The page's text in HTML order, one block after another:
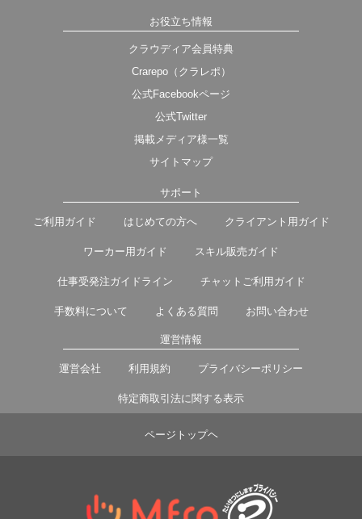
お役立ち情報
クラウディア会員特典
Crarepo（クラレポ）
公式Facebookページ
公式Twitter
掲載メディア様一覧
サイトマップ
サポート
ご利用ガイド はじめての方へ クライアント用ガイド
ワーカー用ガイド スキル販売ガイド
仕事受発注ガイドライン チャットご利用ガイド
手数料について よくある質問 お問い合わせ
運営情報
運営会社 利用規約 プライバシーポリシー
特定商取引法に関する表示
ページトップヘ